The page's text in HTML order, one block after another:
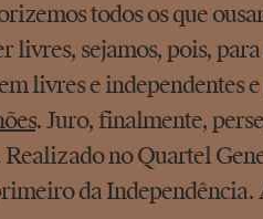
todos os que
livres, sejamos, pois,
livres e independentes
. Juro, finalmente,
no Quartel
da Independência.